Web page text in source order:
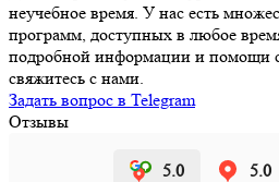
неучебное время. У нас есть
программ, доступных в любое
подробной информации и помощи
свяжитесь с нами.
Задать вопрос в Telegram
Отзывы
5.0 5.0